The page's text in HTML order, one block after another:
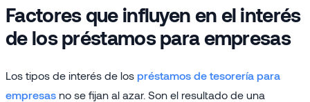
Factores que influyen en el interés
de los préstamos para empresas
Los tipos de interés de los préstamos de tesorería para
empresas no se fijan al azar. Son el resultado de una